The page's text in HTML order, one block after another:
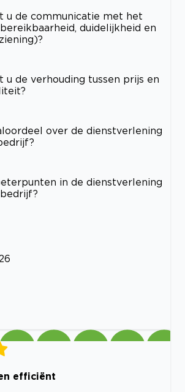
u de communicatie met het
duidelijkheid en
u de verhouding tussen prijs en
over de dienstverlening
in de dienstverlening
efficiënt